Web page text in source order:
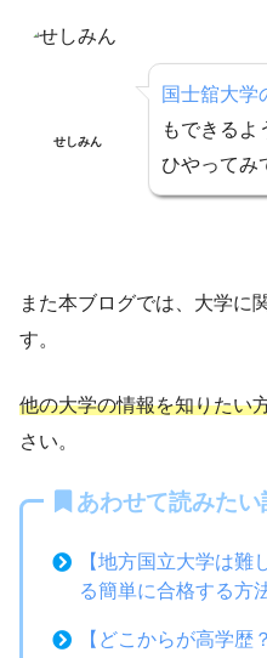
せしみん
国士舘大学
もできるよ
ひやってみ
また本ブログでは、大学に
す。
他の大学の情報を知りたい
さい。
あわせて読みたい
【地方国立大学は難
る簡単に合格する方
【どこからが高学歴